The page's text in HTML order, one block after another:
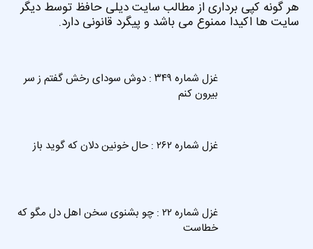
هر گونه کپی برداری از مطالب سایت دیلی حافظ توسط دیگر
سایت ها اکیدا ممنوع می باشد و پیگرد قانونی دارد.
غزل شماره ۳۴۹ : دوش سودای رخش گفتم ز سر
بیرون کنم
غزل شماره ۲۶۲ : حال خونین دلان که گوید باز
غزل شماره ۲۲ : چو بشنوی سخن اهل دل مگو که
خطاست